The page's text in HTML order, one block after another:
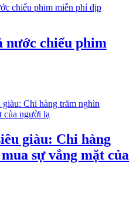
nước chiếu phim
giàu: Chi hàng
sự vắng mặt của